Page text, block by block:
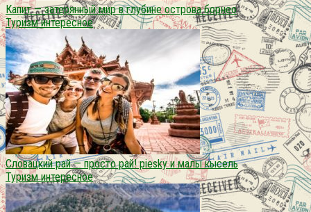
Капит — затерянный мир в глубине острова борнео
Туризм интересное
Словацкий рай — просто рай! piesky и малы кысель
Туризм интересное